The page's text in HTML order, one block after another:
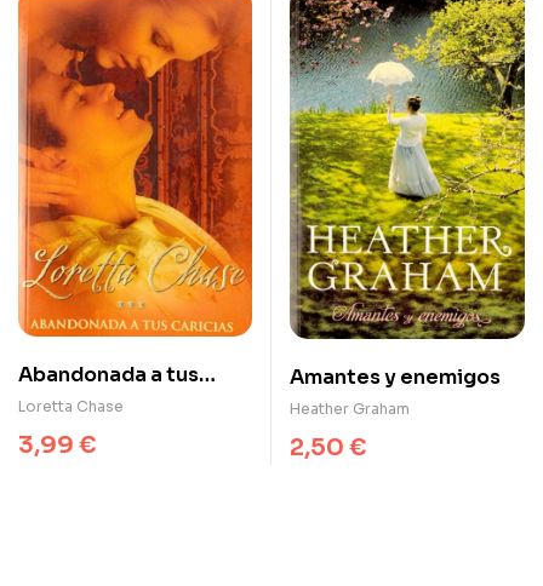
Abandonada a tus
caricias (Bribón 3)
Loretta Chase
3,99 €
Amantes y enemigos
Heather Graham
2,50 €